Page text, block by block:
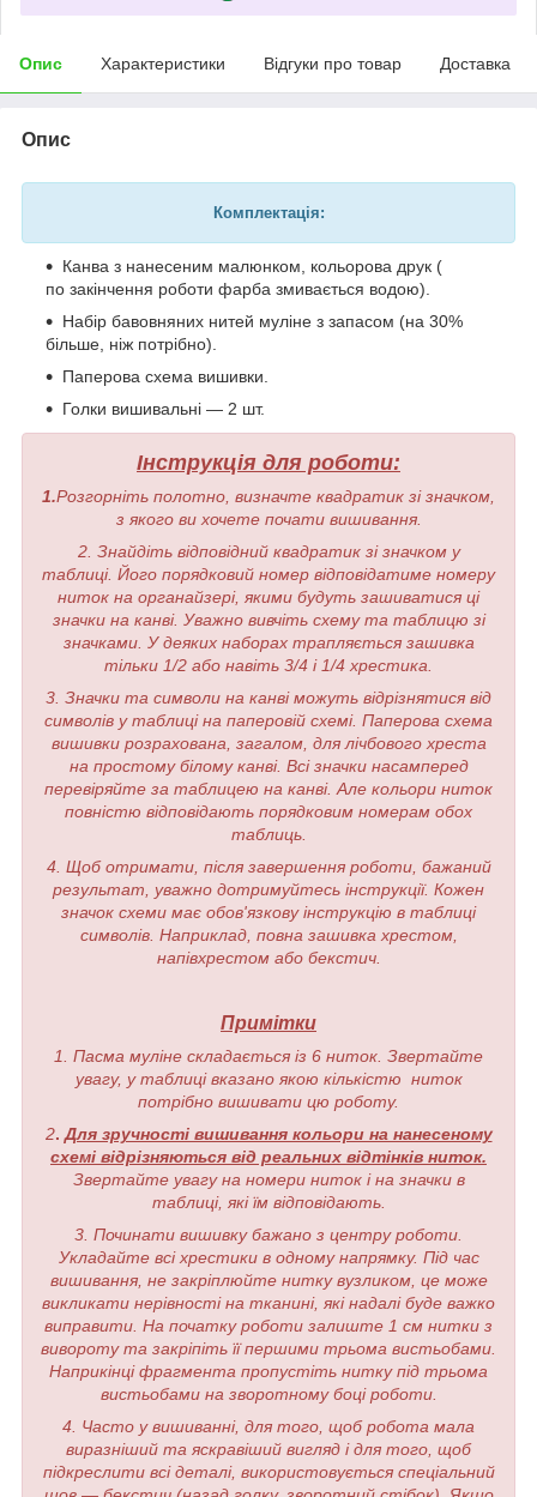
Опис Характеристики Відгуки про товар Доставка
Опис
Комплектація:
Канва з нанесеним малюнком, кольорова друк (
по закінчення роботи фарба змивається водою).
Набір бавовняних нитей муліне з запасом (на 30%
більше, ніж потрібно).
Паперова схема вишивки.
Голки вишивальні — 2 шт.
Інструкція для роботи:
1.Розгорніть полотно, визначте квадратик зі значком,
з якого ви хочете почати вишивання.
2. Знайдіть відповідний квадратик зі значком у
таблиці. Його порядковий номер відповідатиме номеру
ниток на органайзері, якими будуть зашиватися ці
значки на канві. Уважно вивчіть схему та таблицю зі
значками. У деяких наборах трапляється зашивка
тільки 1/2 або навіть 3/4 і 1/4 хрестика.
3. Значки та символи на канві можуть відрізнятися від
символів у таблиці на паперовій схемі. Паперова схема
вишивки розрахована, загалом, для лічбового хреста
на простому білому канві. Всі значки насамперед
перевіряйте за таблицею на канві. Але кольори ниток
повністю відповідають порядковим номерам обох
таблиць.
4. Щоб отримати, після завершення роботи, бажаний
результат, уважно дотримуйтесь інструкції. Кожен
значок схеми має обов'язкову інструкцію в таблиці
символів. Наприклад, повна зашивка хрестом,
напівхрестом або бекстич.
Примітки
1. Пасма муліне складається із 6 ниток. Звертайте
увагу, у таблиці вказано якою кількістю ниток
потрібно вишивати цю роботу.
2. Для зручності вишивання кольори на нанесеному
схемі відрізняються від реальних відтінків ниток.
Звертайте увагу на номери ниток і на значки в
таблиці, які їм відповідають.
3. Починати вишивку бажано з центру роботи.
Укладайте всі хрестики в одному напрямку. Під час
вишивання, не закріплюйте нитку вузликом, це може
викликати нерівності на тканині, які надалі буде важко
виправити. На початку роботи залиште 1 см нитки з
вивороту та закріпіть її першими трьома вистьобами.
Наприкінці фрагмента пропустіть нитку під трьома
вистьобами на зворотному боці роботи.
4. Часто у вишиванні, для того, щоб робота мала
виразніший та яскравіший вигляд і для того, щоб
підкреслити всі деталі, використовується спеціальний